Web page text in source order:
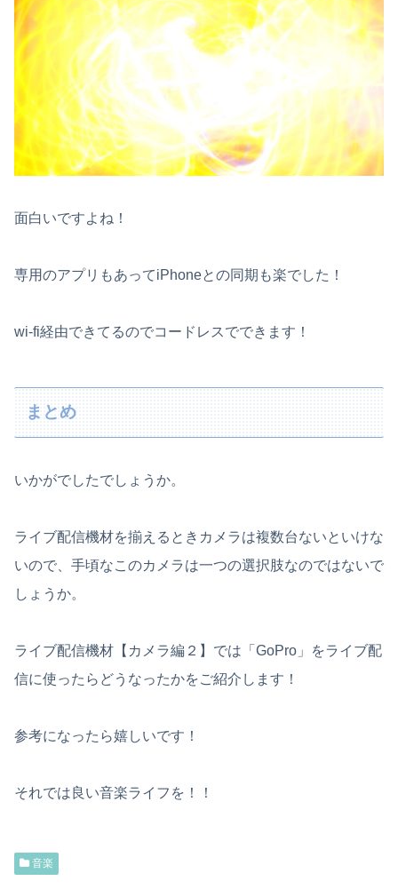
面白いですよね！
専用のアプリもあってiPhoneとの同期も楽でした！
wi-fi経由できてるのでコードレスでできます！
まとめ
いかがでしたでしょうか。
ライブ配信機材を揃えるときカメラは複数台ないといけな
いので、手頃なこのカメラは一つの選択肢なのではないで
しょうか。
ライブ配信機材【カメラ編２】では「GoPro」をライブ配
信に使ったらどうなったかをご紹介します！
参考になったら嬉しいです！
それでは良い音楽ライフを！！
音楽